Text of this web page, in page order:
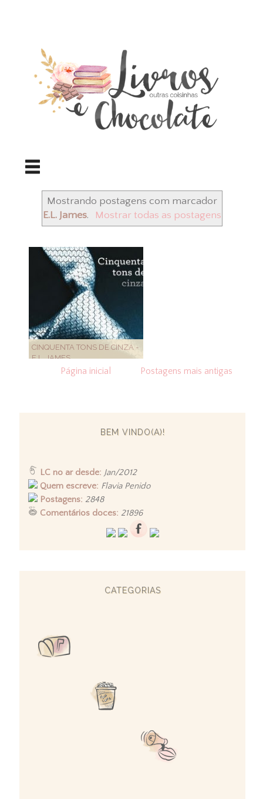
Mostrando postagens com marcador
E.L. James. Mostrar todas as postagens
CINQUENTA TONS DE CINZA -
E.L. JAMES
Postagens mais antigas
Página inicial
BEM VINDO(A)!
LC no ar desde: Jan/2012
Quem escreve: Flavia Penido
Postagens: 2848
Comentários doces: 21896
CATEGORIAS